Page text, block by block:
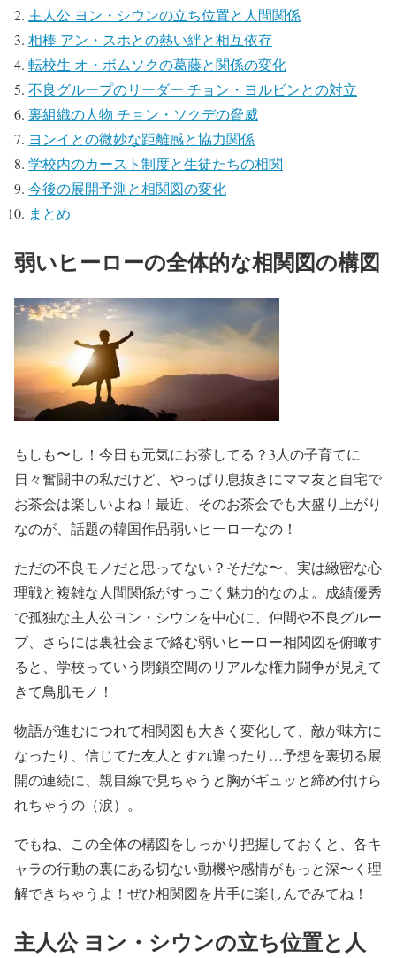
主人公 ヨン・シウンの立ち位置と人間関係
相棒 アン・スホとの熱い絆と相互依存
転校生 オ・ボムソクの葛藤と関係の変化
不良グループのリーダー チョン・ヨルビンとの対立
裏組織の人物 チョン・ソクデの脅威
ヨンイとの微妙な距離感と協力関係
学校内のカースト制度と生徒たちの相関
今後の展開予測と相関図の変化
まとめ
弱いヒーローの全体的な相関図の構図
もしも〜し！今日も元気にお茶してる？3人の子育てに
日々奮闘中の私だけど、やっぱり息抜きにママ友と自宅で
お茶会は楽しいよね！最近、そのお茶会でも大盛り上がり
なのが、話題の韓国作品弱いヒーローなの！
ただの不良モノだと思ってない？そだな〜、実は緻密な心
理戦と複雑な人間関係がすっごく魅力的なのよ。成績優秀
で孤独な主人公ヨン・シウンを中心に、仲間や不良グルー
プ、さらには裏社会まで絡む弱いヒーロー相関図を俯瞰す
ると、学校っていう閉鎖空間のリアルな権力闘争が見えて
きて鳥肌モノ！
物語が進むにつれて相関図も大きく変化して、敵が味方に
なったり、信じてた友人とすれ違ったり…予想を裏切る展
開の連続に、親目線で見ちゃうと胸がギュッと締め付けら
れちゃうの（涙）。
でもね、この全体の構図をしっかり把握しておくと、各キ
ャラの行動の裏にある切ない動機や感情がもっと深〜く理
解できちゃうよ！ぜひ相関図を片手に楽しんでみてね！
主人公 ヨン・シウンの立ち位置と人